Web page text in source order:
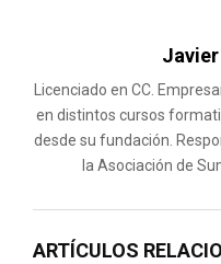
Licenciado en CC.
en distintos cursos
desde su fundación.
la Asociación de
ARTÍCULOS